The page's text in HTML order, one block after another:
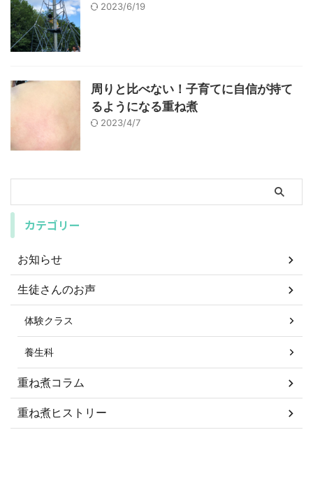
2023/6/19
周りと比べない！子育てに自信が持て
るようになる重ね煮
2023/4/7
カテゴリー
お知らせ
生徒さんのお声
体験クラス
養生科
重ね煮コラム
重ね煮ヒストリー